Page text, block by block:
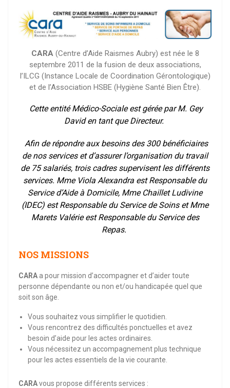
CARA(Centre d’Aide Raismes Aubry) est née le 8
septembre 2011 de la fusion de deux associations,
l’ILCG (Instance Locale de Coordination Gérontologique)
et de l’Association HSBE (Hygiène Santé Bien Être).
Cette entité Médico-Sociale est gérée par M. Gey
David en tant que Directeur.
Afin de répondre aux besoins des 300 bénéficiaires
de nos services et d’assurer l’organisation du travail
de 75 salariés, trois cadres supervisent les différents
services. Mme Viola Alexandra est Responsable du
Service d’Aide à Domicile, Mme Chaillet Ludivine
(IDEC) est Responsable du Service de Soins et Mme
Marets Valérie est Responsable du Service des
Repas.
NOS MISSIONS
CARA a pour mission d’accompagner et d’aider toute
personne dépendante ou non et/ou handicapée quel que
soit son âge.
Vous souhaitez vous simplifier le quotidien.
Vous rencontrez des difficultés ponctuelles et avez
besoin d’aide pour les actes ordinaires.
Vous nécessitez un accompagnement plus technique
pour les actes essentiels de la vie courante.
CARAvous propose différents services :